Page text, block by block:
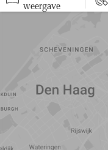
weergave